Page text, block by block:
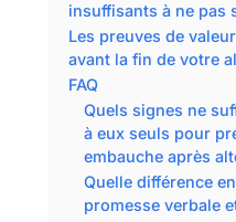
insuffisants à ne pas
Les preuves de
avant la fin de votre
FAQ
Quels signes ne
à eux seuls pour
embauche après
Quelle différence
promesse verbale